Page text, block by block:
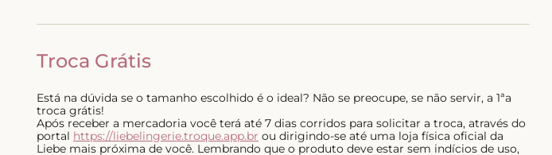
Troca Grátis
Está na dúvida se o tamanho escolhido é o ideal? Não se preocupe, se não servir, a 1ªa
troca grátis!
Após receber a mercadoria você terá até 7 dias corridos para solicitar a troca, através do
portal https://liebelingerie.troque.app.br ou dirigindo-se até uma loja física oficial da
Liebe mais próxima de você. Lembrando que o produto deve estar sem indícios de uso,